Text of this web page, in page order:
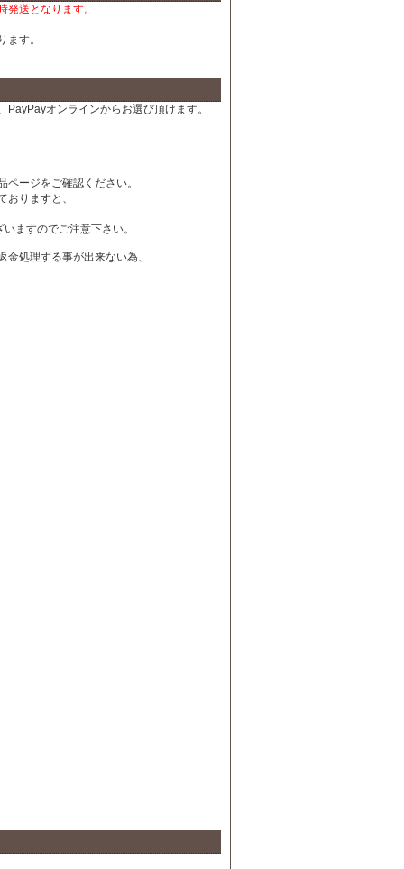
送となります。
す。
オンラインからお選び頂けます。
ージをご確認ください。
りますと、
ますのでご注意下さい。
処理する事が出来ない為、